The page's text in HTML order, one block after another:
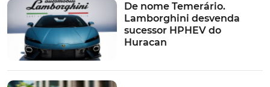
De nome Temerário.
Lamborghini desvenda
sucessor HPHEV do
Huracan